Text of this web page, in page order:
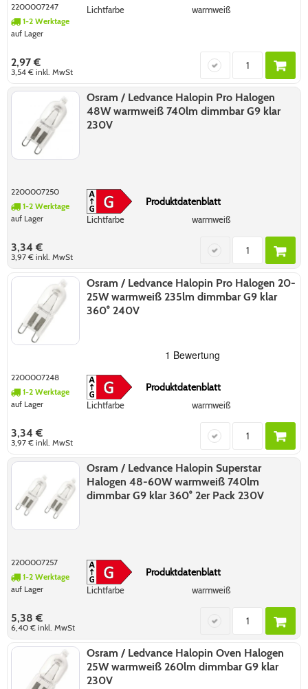
2200007247
1-2 Werktage
auf Lager
Lichtfarbe warmweiß
2,97 €
3,54 €inkl. MwSt
Osram / Ledvance Halopin Pro Halogen
48W warmweiß 740lm dimmbar G9 klar
230V
2200007250
1-2 Werktage
auf Lager
Produktdatenblatt
Lichtfarbe warmweiß
3,34 €
3,97 €inkl. MwSt
Osram / Ledvance Halopin Pro Halogen 20-
25W warmweiß 235lm dimmbar G9 klar
360° 240V
2200007248
1-2 Werktage
auf Lager
Produktdatenblatt
Lichtfarbe warmweiß
3,34 €
3,97 €inkl. MwSt
Osram / Ledvance Halopin Superstar
Halogen 48-60W warmweiß 740lm
dimmbar G9 klar 360° 2er Pack 230V
2200007257
1-2 Werktage
auf Lager
Produktdatenblatt
Lichtfarbe warmweiß
5,38 €
6,40 €inkl. MwSt
Osram / Ledvance Halopin Oven Halogen
25W warmweiß 260lm dimmbar G9 klar
230V